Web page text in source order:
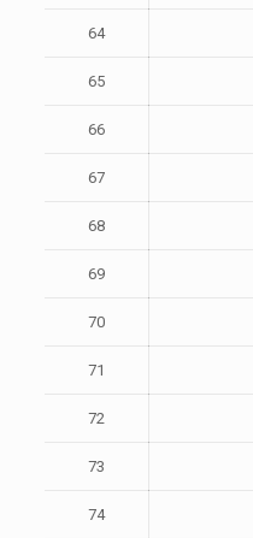
64
65
66
67
68
69
70
71
72
73
74